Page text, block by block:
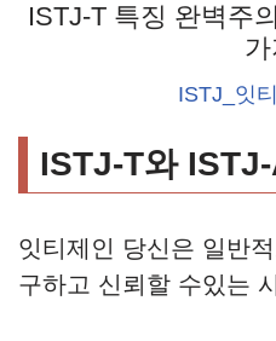
너
ISTJ-T 특징 완벽주
가
ISTJ_잇티
ISTJ-T와
잇티제인 당신은 일반
구하고 신뢰할 수있는